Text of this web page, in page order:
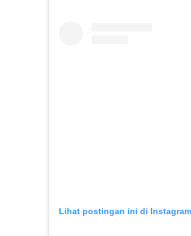
Lihat postingan ini di Instagram